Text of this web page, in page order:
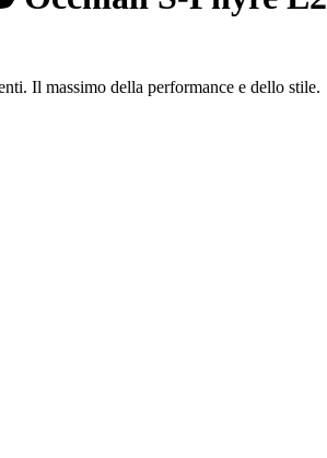
Il massimo della performance e dello stile.